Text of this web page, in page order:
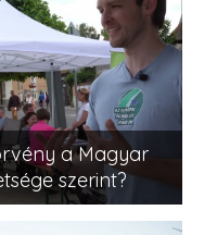
a Magyar
szerint?